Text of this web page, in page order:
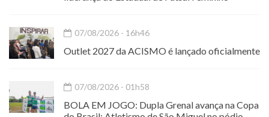
07/08/2026 - 16h46
Outlet 2027 da ACISMO é lançado oficialmente
07/08/2026 - 01h58
BOLA EM JOGO: Dupla Grenal avança na Copa